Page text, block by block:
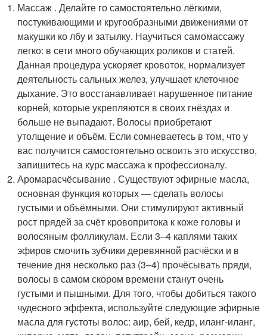
Массаж . Делайте го самостоятельно лёгкими,
постукивающими и кругообразными движениями от
макушки ко лбу и затылку. Научиться самомассажу
легко: в сети много обучающих роликов и статей.
Данная процедура ускоряет кровоток, нормализует
деятельность сальных желез, улучшает клеточное
дыхание. Это восстанавливает нарушенное питание
корней, которые укрепляются в своих гнёздах и
больше не выпадают. Волосы приобретают
утолщение и объём. Если сомневаетесь в том, что у
вас получится самостоятельно освоить это искусство,
запишитесь на курс массажа к профессионалу.
Аромарасчёсывание . Существуют эфирные масла,
основная функция которых — сделать волосы
густыми и объёмными. Они стимулируют активный
рост прядей за счёт кровопритока к коже головы и
волосяным фолликулам. Если 3–4 каплями таких
эфиров смочить зубчики деревянной расчёски и в
течение дня несколько раз (3–4) прочёсывать пряди,
волосы в самом скором времени станут очень
густыми и пышными. Для того, чтобы добиться такого
чудесного эффекта, используйте следующие эфирные
масла для густоты волос: аир, бей, кедр, иланг-иланг,